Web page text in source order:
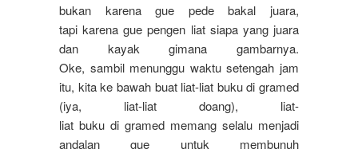
bukan karena gue pede bakal juara,
tapi karena gue pengen liat siapa yang juara
dan kayak gimana gambarnya.
Oke, sambil menunggu waktu setengah jam
itu, kita ke bawah buat liat-liat buku di gramed
(iya, liat-liat doang), liat-
liat buku di gramed memang selalu menjadi
andalan gue untuk membunuh